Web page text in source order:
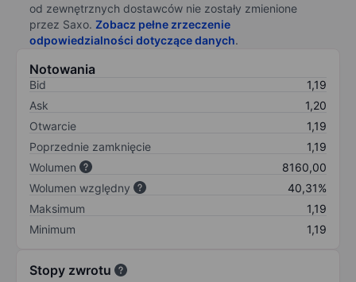
od zewnętrznych dostawców nie zostały zmienione
przez Saxo. Zobacz pełne zrzeczenie
odpowiedzialności dotyczące danych.
Notowania
Bid
1,19
Ask
1,20
Otwarcie
1,19
Poprzednie zamknięcie
1,19
Wolumen
8160,00
Wolumen względny
40,31%
Maksimum
1,19
Minimum
1,19
Stopy zwrotu